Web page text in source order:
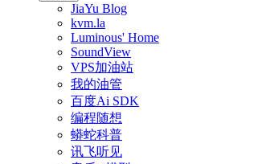
JiaYu Blog
kvm.la
Luminous' Home
SoundView
VPS加油站
我的油管
百度Ai SDK
编程随想
蟒蛇科普
讯飞听见